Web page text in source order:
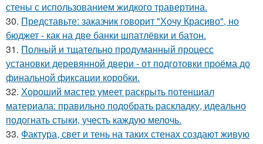
стены с использованием жидкого травертина.
30. Представьте: заказчик говорит "Хочу Красиво", но
бюджет - как на две банки шпатлёвки и батон.
31. Полный и тщательно продуманный процесс
установки деревянной двери - от подготовки проёма до
финальной фиксации коробки.
32. Хороший мастер умеет раскрыть потенциал
материала: правильно подобрать раскладку, идеально
подогнать стыки, учесть каждую мелочь.
33. Фактура, свет и тень на таких стенах создают живую